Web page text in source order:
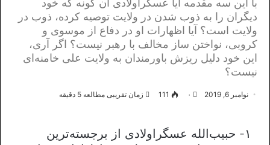
با این سه مقدمه آیا عسگراولادی آن گونه که خود
دیگران را به ذوب شدن در ولایت توصیه کرده، ذوب در
ولایت است؟ آیا اظهارات او در دفاع از موسوی و
کروبی، نواختن ساز مخالف با رهبر نیست؟ اگر آری،
این خود دلیل ریزش باورمندان به ولایت علی خامنه‌ای
نیست؟
نوامبر 6, 2019 ۰ 111 زمان تقریبی مطالعه 5 دقیقه
۱- حبیب‌الله عسگراولادی از برجسته‌ترین